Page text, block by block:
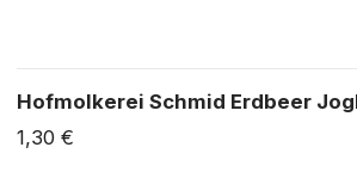
Hofmolkerei Schmid Erdbeer
1,30 €